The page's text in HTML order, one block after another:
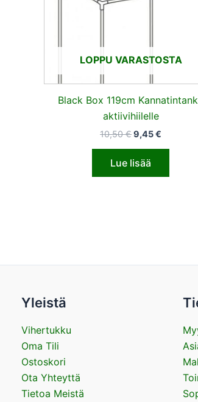
LOPPU VARASTOSTA
Black Box 119cm
aktiivihiilelle
10,50€9,45€
Lue lisää
Yleistä
Vihertukku
Oma Tili
Ostoskori
Ota Yhteyttä
Tietoa Meistä